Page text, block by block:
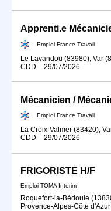
Emploi France Travail
Le Lavandou (83980), Var
CDD - 29/07/2026
Emploi France Travail
La Croix-Valmer (83420),
CDD - 29/07/2026
FRIGORISTE H/F
Emploi TOMA Interim
Roquefort-la-Bédoule
Provence-Alpes-Côte d'Azur